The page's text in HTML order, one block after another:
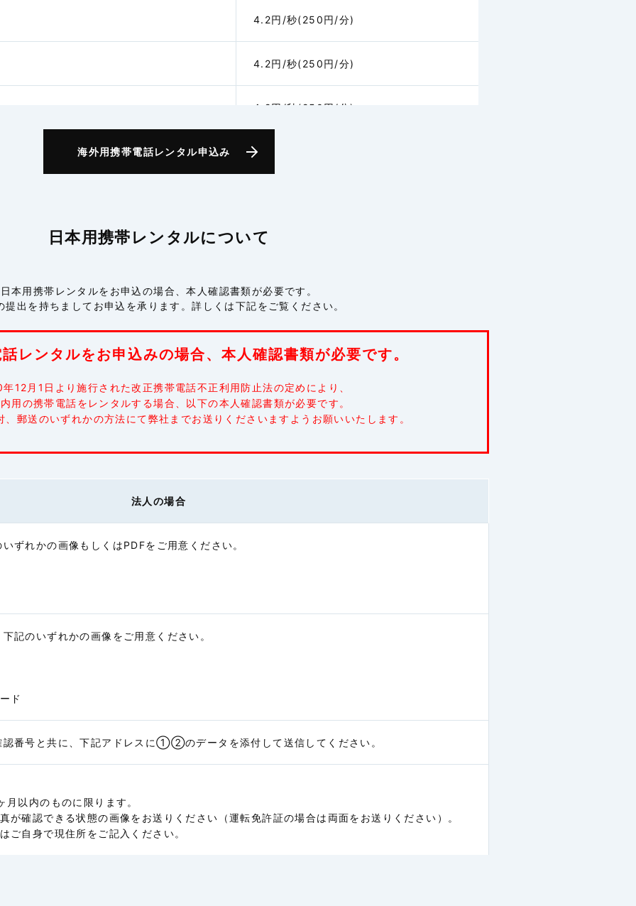
4.2円/秒(250円/分)
4.2円/秒(250円/分)
4.2円/秒(250円/分)
6.0円/秒(360円/分)
5.3円/秒(320円/分)
5.3円/秒(320円/分)
5.3円/秒(320円/分)
5.3円/秒(320円/分)
5.3円/秒(320円/分)
5.3円/秒(320円/分)
5.3円/秒(320円/分)
海外用携帯電話レンタル申込み
日本用携帯レンタルについて
日本用携帯レンタルをお申込の場合、本人確認書類が必要です。
提出を持ちましてお申込を承ります。詳しくは下記をご覧ください。
レンタルをお申込みの場合、本人確認書類が必要です。
12月1日より施行された改正携帯電話不正利用防止法の定めにより、
用の携帯電話をレンタルする場合、以下の本人確認書類が必要です。
、郵送のいずれかの方法にて弊社までお送りくださいますようお願いいたします。
法人の場合
ずれかの画像もしくはPDFをご用意ください。
記のいずれかの画像をご用意ください。
ド
番号と共に、下記アドレスに①②のデータを添付して送信してください。
月以内のものに限ります。
が確認できる状態の画像をお送りください（運転免許証の場合は両面をお送りください）。
ご自身で現住所をご記入ください。